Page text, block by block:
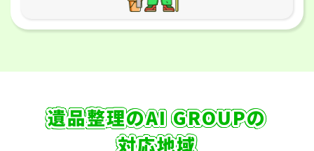
遺品整理のAI GROUPの
対応地域